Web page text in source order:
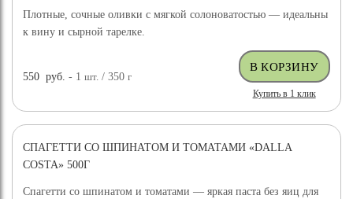
Плотные, сочные оливки с мягкой солоноватостью — идеальны
к вину и сырной тарелке.
550 руб. - 1шт. / 350г
Купить в 1 клик
СПАГЕТТИ СО ШПИНАТОМ И ТОМАТАМИ «DALLA
COSTA» 500Г
Спагетти со шпинатом и томатами — яркая паста без яиц для